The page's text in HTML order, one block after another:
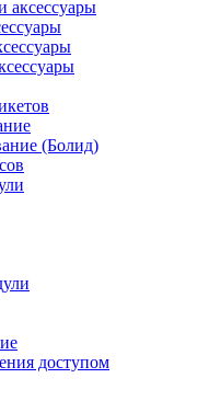
аксессуары
(Болид)
доступом